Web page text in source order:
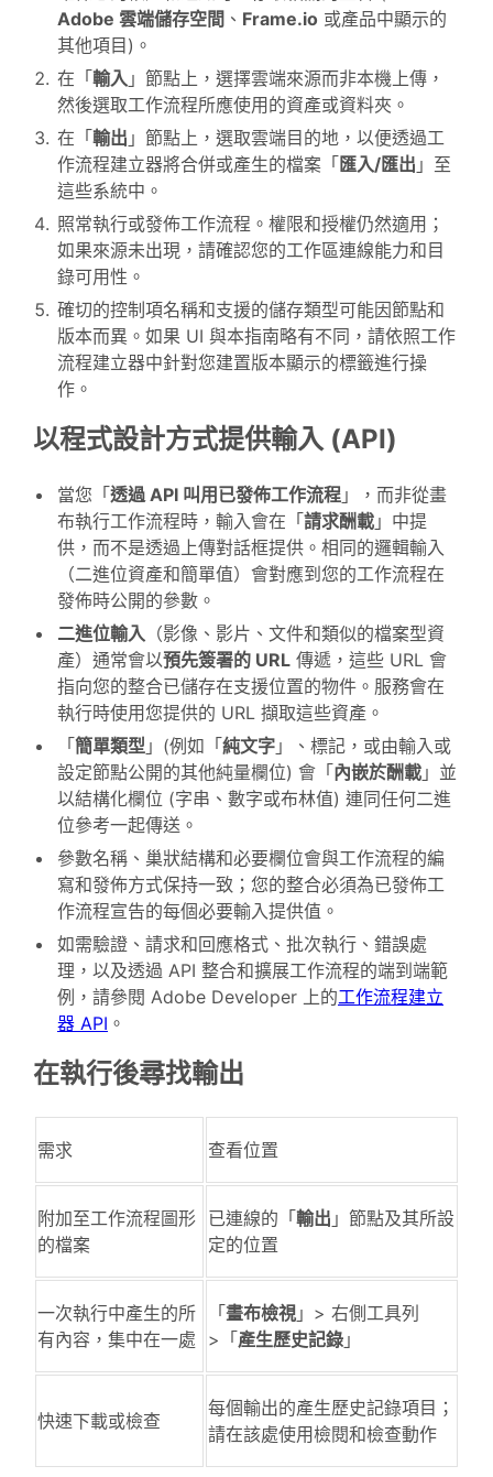
Adobe 雲端儲存空間 、 Frame.io 或產品中顯示的
其他項目)。
在「輸入 」節點上，選擇雲端來源而非本機上傳，
然後選取工作流程所應使用的資產或資料夾。
在「輸出 」節點上，選取雲端目的地，以便透過工
作流程建立器將合併或產生的檔案「匯入/匯出 」至
這些系統中。
照常執行或發佈工作流程。權限和授權仍然適用；
如果來源未出現，請確認您的工作區連線能力和目
錄可用性。
確切的控制項名稱和支援的儲存類型可能因節點和
版本而異。如果 UI 與本指南略有不同，請依照工作
流程建立器中針對您建置版本顯示的標籤進行操
作。
以程式設計方式提供輸入 (API)
當您「透過 API 叫用已發佈工作流程 」，而非從畫
布執行工作流程時，輸入會在「請求酬載 」中提
供，而不是透過上傳對話框提供。相同的邏輯輸入
（二進位資產和簡單值）會對應到您的工作流程在
發佈時公開的參數。
二進位輸入 （影像、影片、文件和類似的檔案型資
產）通常會以預先簽署的 URL 傳遞，這些 URL 會
指向您的整合已儲存在支援位置的物件。服務會在
執行時使用您提供的 URL 擷取這些資產。
「簡單類型 」(例如「純文字 」、標記，或由輸入或
設定節點公開的其他純量欄位) 會「內嵌於酬載 」並
以結構化欄位 (字串、數字或布林值) 連同任何二進
位參考一起傳送。
參數名稱、巢狀結構和必要欄位會與工作流程的編
寫和發佈方式保持一致；您的整合必須為已發佈工
作流程宣告的每個必要輸入提供值。
如需驗證、請求和回應格式、批次執行、錯誤處
理，以及透過 API 整合和擴展工作流程的端到端範
例，請參閱 Adobe Developer 上的工作流程建立
器 API 。
在執行後尋找輸出
需求 查看位置
附加至工作流程圖形
的檔案
已連線的「 輸出 」節點及其所設
定的位置
一次執行中產生的所
有內容，集中在一處
「 畫布檢視 」> 右側工具列
>「 產生歷史記錄 」
快速下載或檢查
每個輸出的產生歷史記錄項目；
請在該處使用檢閱和檢查動作